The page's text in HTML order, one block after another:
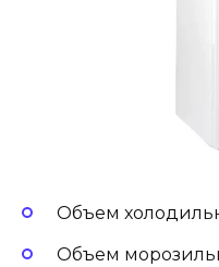
Объем
Объем